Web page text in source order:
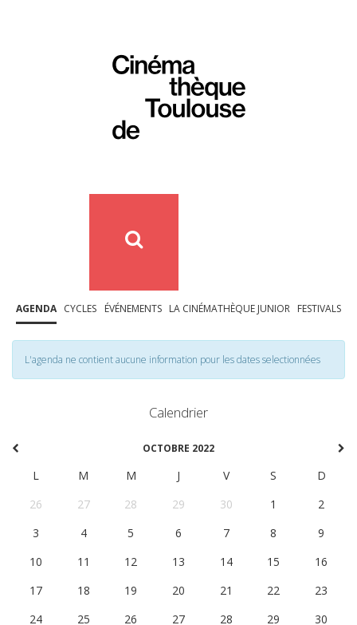
AGENDA CYCLES ÉVÉNEMENTS LA CINÉMATHÈQUE JUNIOR FESTIVALS
L'agenda ne contient aucune information pour les dates selectionnées
Calendrier
OCTOBRE 2022
L M M J V S
D
26
27 28 29 30 1
2
3
4 5 6 7 8
9
10
11 12 13 14 15
16
17
18 19 20 21 22
23
24
25 26 27 28 29
30